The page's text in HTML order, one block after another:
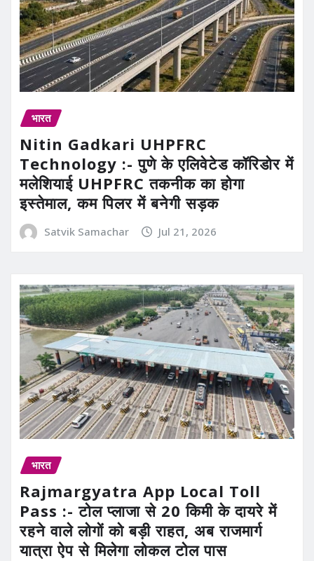
भारत
Nitin Gadkari UHPFRC
Technology :- पुणे के एलिवेटेड कॉरिडोर में
मलेशियाई UHPFRC तकनीक का होगा
इस्तेमाल, कम पिलर में बनेगी सड़क
Satvik Samachar Jul 21, 2026
भारत
Rajmargyatra App Local Toll
Pass :- टोल प्लाजा से 20 किमी के दायरे में
रहने वाले लोगों को बड़ी राहत, अब राजमार्ग
यात्रा ऐप से मिलेगा लोकल टोल पास